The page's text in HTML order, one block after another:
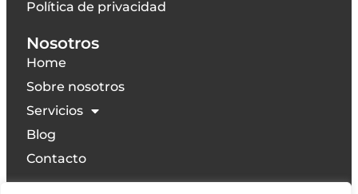
Política de privacidad
Nosotros
Home
Sobre nosotros
Servicios
Blog
Contacto